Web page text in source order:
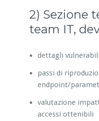
2) Sezione
team IT,
dettagli
passi di
endpoint/
valutazione
accessi ottenibili